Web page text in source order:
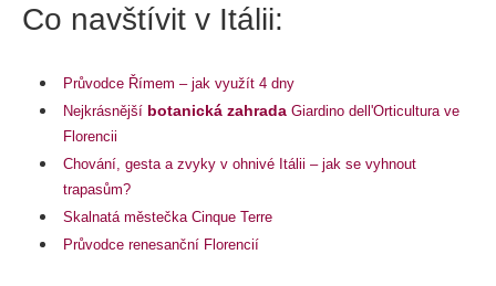
Co navštívit v Itálii:
Průvodce Římem – jak využít 4 dny
Nejkrásnější botanická zahrada Giardino dell'Orticultura ve
Florencii
Chování, gesta a zvyky v ohnivé Itálii – jak se vyhnout
trapasům?
Skalnatá městečka Cinque Terre
Průvodce renesanční Florencií